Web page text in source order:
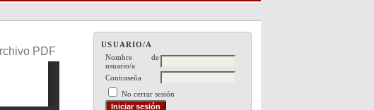
USUARIO/A
Nombre de
usuario/a
Contraseña
No cerrar sesión
PDF